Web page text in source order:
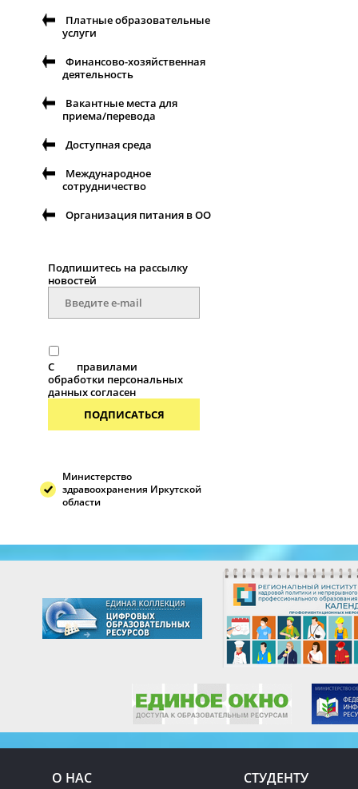
Платные образовательные
услуги
Финансово-хозяйственная
деятельность
Вакантные места для
приема/перевода
Доступная среда
Международное
сотрудничество
Организация питания в ОО
Подпишитесь на рассылку
новостей
С
правилами
обработки персональных
данных согласен
ПОДПИСАТЬСЯ
Министерство
здравоохранения Иркутской
области
О НАС СТУДЕНТУ